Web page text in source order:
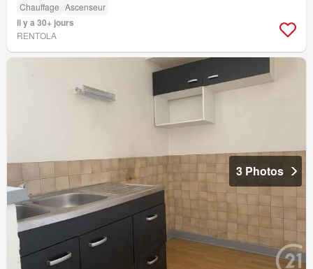
Chauffage Ascenseur
Il y a 30+ jours
RENTOLA
3 Photos